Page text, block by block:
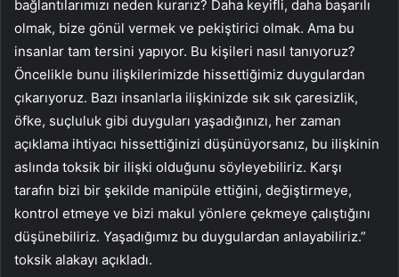
bağlantılarımızı neden kurarız? Daha keyifli, daha başarılı
olmak, bize gönül vermek ve pekiştirici olmak. Ama bu
insanlar tam tersini yapıyor. Bu kişileri nasıl tanıyoruz?
Öncelikle bunu ilişkilerimizde hissettiğimiz duygulardan
çıkarıyoruz. Bazı insanlarla ilişkinizde sık sık çaresizlik,
öfke, suçluluk gibi duyguları yaşadığınızı, her zaman
açıklama ihtiyacı hissettiğinizi düşünüyorsanız, bu ilişkinin
aslında toksik bir ilişki olduğunu söyleyebiliriz. Karşı
tarafın bizi bir şekilde manipüle ettiğini, değiştirmeye,
kontrol etmeye ve bizi makul yönlere çekmeye çalıştığını
düşünebiliriz. Yaşadığımız bu duygulardan anlayabiliriz.”
toksik alakayı açıkladı.